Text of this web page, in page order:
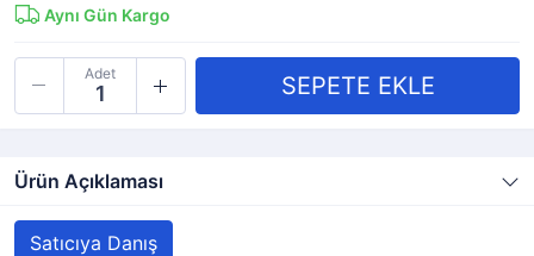
Aynı Gün Kargo
Adet
Ürün Açıklaması
Satıcıya Danış